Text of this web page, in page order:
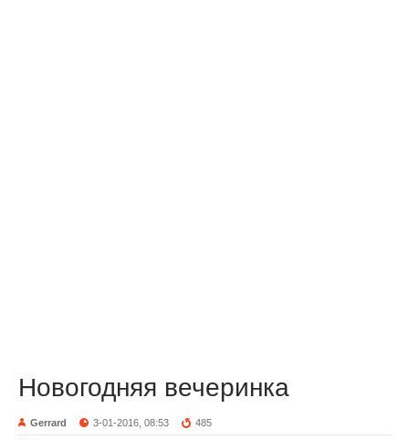
Новогодняя вечеринка
Gerrard 3-01-2016, 08:53 485